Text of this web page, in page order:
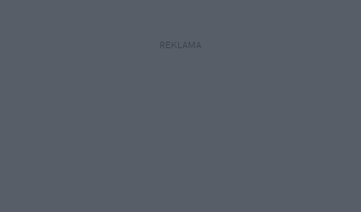
REKLAMA